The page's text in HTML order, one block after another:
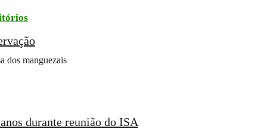
dos manguezais
durante reunião do ISA